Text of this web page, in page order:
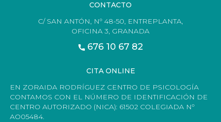
CONTACTO
C/ SAN ANTÓN, Nº 48-50, ENTREPLANTA,
OFICINA 3, GRANADA
676 10 67 82
CITA ONLINE
EN ZORAIDA RODRÍGUEZ CENTRO DE PSICOLOGÍA
CONTAMOS CON EL NÚMERO DE IDENTIFICACIÓN DE
CENTRO AUTORIZADO (NICA): 61502 COLEGIADA Nº
AO05484.